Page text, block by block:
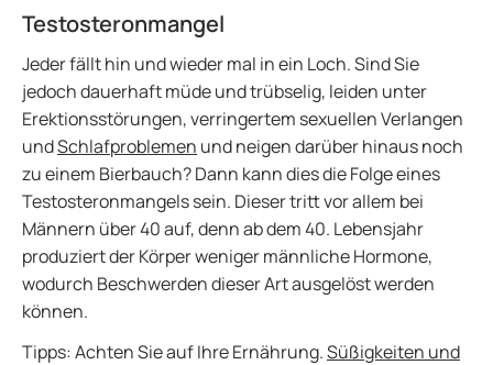
Testosteronmangel
Jeder fällt hin und wieder mal in ein Loch. Sind Sie
jedoch dauerhaft müde und trübselig, leiden unter
Erektionsstörungen, verringertem sexuellen Verlangen
undSchlafproblemen und neigen darüber hinaus noch
zu einem Bierbauch? Dann kann dies die Folge eines
Testosteronmangels sein. Dieser tritt vor allem bei
Männern über 40 auf, denn ab dem 40. Lebensjahr
produziert der Körper weniger männliche Hormone,
wodurch Beschwerden dieser Art ausgelöst werden
können.
Tipps: Achten Sie auf Ihre Ernährung.Süßigkeiten und